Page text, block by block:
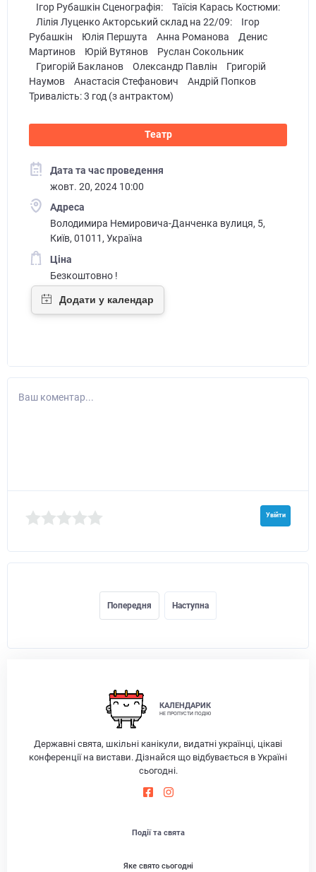
⠀Ігор Рубашкін Сценографія: ⠀Таїсія Карась Костюми:
⠀Лілія Луценко Акторський склад на 22/09: ⠀Ігор
Рубашкін ⠀Юлія Першута ⠀Анна Романова ⠀Денис
Мартинов ⠀Юрій Вутянов ⠀Руслан Сокольник
⠀Григорій Бакланов ⠀Олександр Павлін ⠀Григорій
Наумов ⠀Анастасія Стефанович ⠀Андрій Попков ⠀
Тривалість: 3 год (з антрактом)
Театр
Дата та час проведення
жовт. 20, 2024 10:00
Адреса
Володимира Немировича-Данченка вулиця, 5,
Київ, 01011, Україна
Ціна
Безкоштовно !
Ваш коментар...
Увійти
Попередня Наступна
КАЛЕНДАРИК
НЕ ПРОПУСТИ ПОДІЮ
Державні свята, шкільні канікули, видатні українці, цікаві
конференції на вистави. Дізнайся що відбувається в Україні
сьогодні.
Події та свята
Яке свято сьогодні